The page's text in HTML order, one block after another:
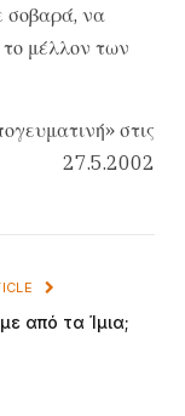
σοβαρά, να
μέλλον των
στις
27.5.2002
από τα Ίμια;